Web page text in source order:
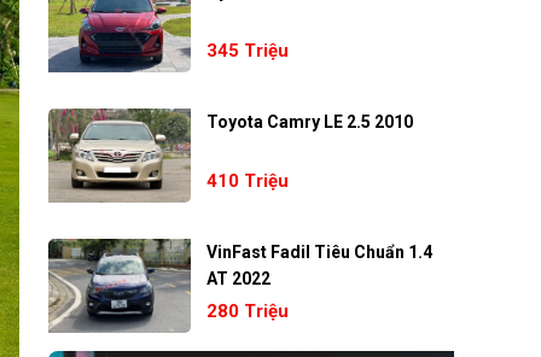
345 Triệu
Toyota Camry LE 2.5 2010
410 Triệu
VinFast Fadil Tiêu Chuẩn 1.4
AT 2022
280 Triệu